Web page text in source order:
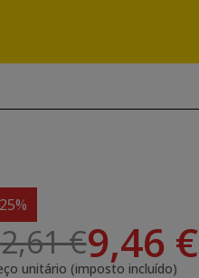
€9,46 €
unitário (imposto incluído)